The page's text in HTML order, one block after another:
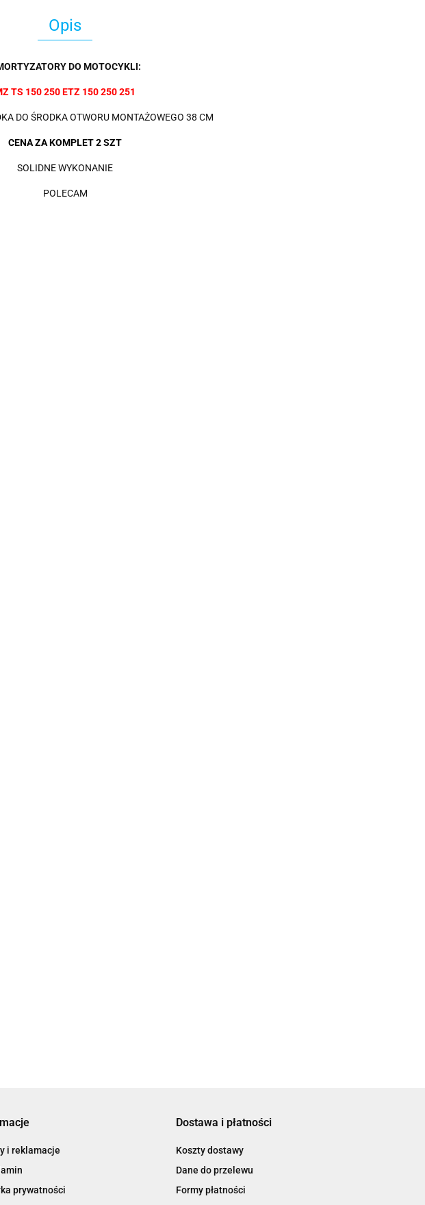
Opis
DO MOTOCYKLI:
TS 150 250 ETZ 150 250 251
DO ŚRODKA OTWORU MONTAŻOWEGO 38 CM
CENA ZA KOMPLET 2 SZT
SOLIDNE WYKONANIE
POLECAM
i reklamacje
prywatności
Dostawa i płatności
Koszty dostawy
Dane do przelewu
Formy płatności